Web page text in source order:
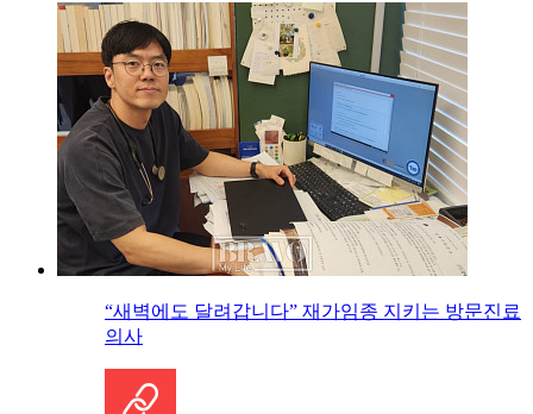
“새벽에도 달려갑니다” 재가임종 지키는 방문진료
의사